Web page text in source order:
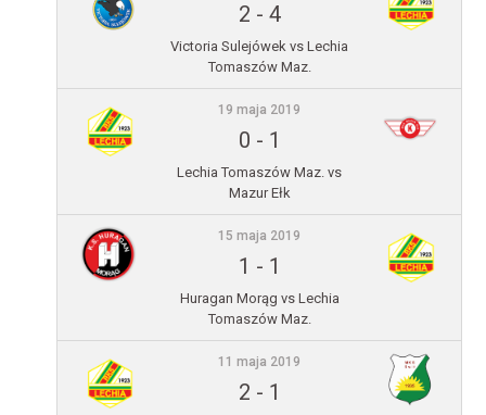
2 - 4
Victoria Sulejówek vs Lechia
Tomaszów Maz.
19 maja 2019
0 - 1
Lechia Tomaszów Maz. vs
Mazur Ełk
15 maja 2019
1 - 1
Huragan Morąg vs Lechia
Tomaszów Maz.
11 maja 2019
2 - 1